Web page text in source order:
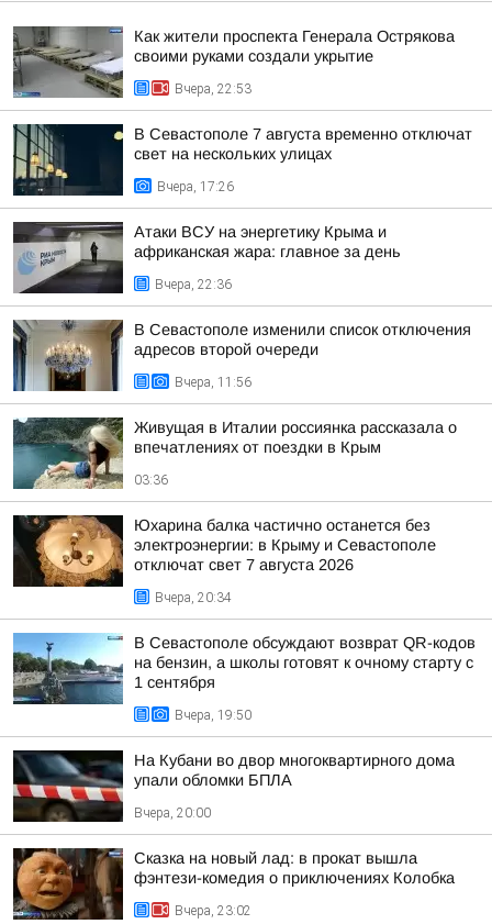
Как жители проспекта Генерала Острякова
своими руками создали укрытие
Вчера, 22:53
В Севастополе 7 августа временно отключат
свет на нескольких улицах
Вчера, 17:26
Атаки ВСУ на энергетику Крыма и
африканская жара: главное за день
Вчера, 22:36
В Севастополе изменили список отключения
адресов второй очереди
Вчера, 11:56
Живущая в Италии россиянка рассказала о
впечатлениях от поездки в Крым
03:36
Юхарина балка частично останется без
электроэнергии: в Крыму и Севастополе
отключат свет 7 августа 2026
Вчера, 20:34
В Севастополе обсуждают возврат QR-кодов
на бензин, а школы готовят к очному старту с
1 сентября
Вчера, 19:50
На Кубани во двор многоквартирного дома
упали обломки БПЛА
Вчера, 20:00
Сказка на новый лад: в прокат вышла
фэнтези-комедия о приключениях Колобка
Вчера, 23:02